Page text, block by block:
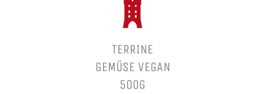
TERRINE
GEMÜSE VEGAN
500G